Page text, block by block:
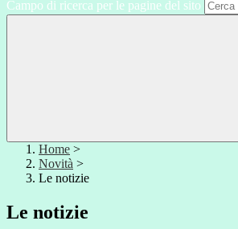
Campo di ricerca per le pagine del sito
Home >
Novità >
Le notizie
Le notizie